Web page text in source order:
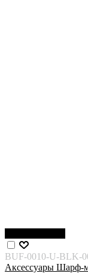
BUF-0010-U-BLK-
Аксессуары Шарф-